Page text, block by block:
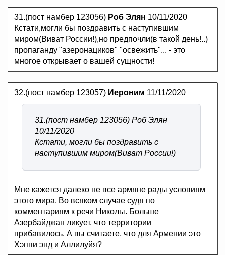
31.(пост намбер 123056) Роб Элян 10/11/2020
Кстати,могли бы поздравить с наступившим
миром(Виват России!),но предпочли(в такой день!..)
пропаганду "азеронациков" "освежить"... - это
многое открывает о вашей сущности!
32.(пост намбер 123057) Иероним 11/11/2020
31.(пост намбер 123056) Роб Элян
10/11/2020
Кстати, могли бы поздравить с
наступившим миром(Виват России!)
Мне кажется далеко не все армяне рады условиям
этого мира. Во всяком случае судя по
комментариям к речи Николы. Больше
Азербайджан ликует, что территории
прибавилось. А вы считаете, что для Армении это
Хэппи энд и Аллилуйя?